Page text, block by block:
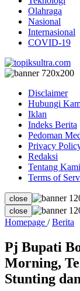
Olahraga
Nasional
Internasional
COVID-19
Disclaimer
Hubungi
Iklan
Indeks Berita
Pedoman
Privacy
Redaksi
Tentang Kami
Terms of
close
close
Homepage / Berita
Pj Bupati
Morning,
Stunting